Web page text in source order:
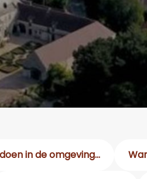
in de omgeving...